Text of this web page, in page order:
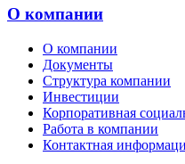
О компании
О компании
Документы
Структура компании
Инвестиции
Корпоративная
Работа в компании
Контактная